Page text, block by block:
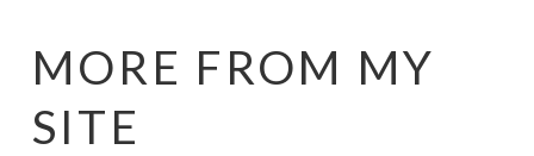
MORE FROM MY
SITE